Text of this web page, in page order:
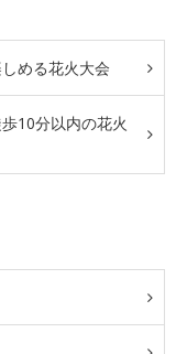
める花火大会
10分以内の花火